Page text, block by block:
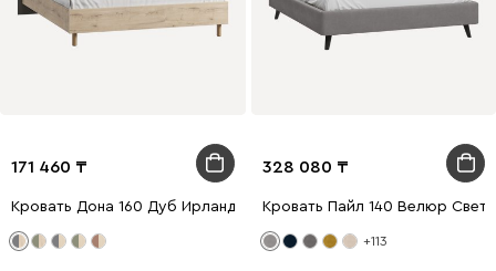
171 460
Кровать Дона 160 Дуб Ирландский
328 080
Кровать Пайл 140 Велюр
+113